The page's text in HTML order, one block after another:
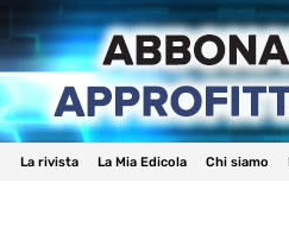
La rivista La Mia Edicola Chi siamo